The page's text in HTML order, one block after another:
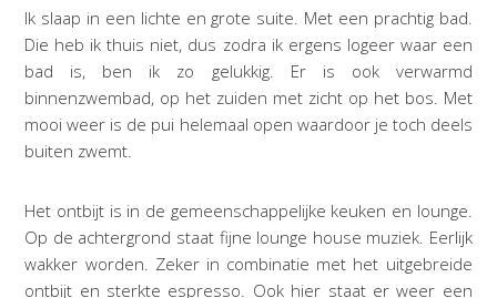
Ik slaap in een lichte en grote suite. Met een prachtig bad.
Die heb ik thuis niet, dus zodra ik ergens logeer waar een
bad is, ben ik zo gelukkig. Er is ook verwarmd
binnenzwembad, op het zuiden met zicht op het bos. Met
mooi weer is de pui helemaal open waardoor je toch deels
buiten zwemt.
Het ontbijt is in de gemeenschappelijke keuken en lounge.
Op de achtergrond staat fijne lounge house muziek. Eerlijk
wakker worden. Zeker in combinatie met het uitgebreide
ontbijt en sterkte espresso. Ook hier staat er weer een